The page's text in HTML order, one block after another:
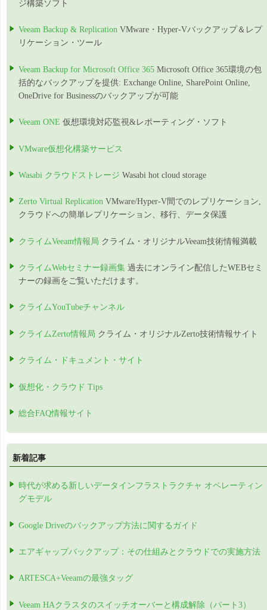
ジ構築ソフト
Veeam Backup & Replication VMware・Hyper-Vバックアップ＆レプ
リケーション・ツール
Veeam Backup for Microsoft Office 365 Microsoft Office 365環境の包
括的なバックアップを提供: Exchange Online, SharePoint Online,
OneDrive for Businessのバックアップが可能
Veeam ONE 仮想環境対応監視&レポーティング・ソフト
VMware仮想化構築サービス
Wasabi クラウドストレージ Wasabi hot cloud storage
Zerto Virtual Replication VMware/Hyper-V間でのレプリケーション,
クラウドへの簡単レプリケーション、移行、データ保護
クライムVeeam情報局 クライム・オリジナルVeeam技術情報満載
クライムWebセミナー録画集 過去にオンライン配信したWEBセミ
ナーの録画をご覧いただけます。
クライムYouTubeチャンネル
クライムZerto情報局 クライム・オリジナルZerto技術情報サイト
クライム・ドキュメント・サイト
仮想化・クラウド Tips
総合FAQ情報サイト
新着記事
時代が求める新しいデータインフラストラクチャ オペレーティン
グモデル
Google Driveのバックアップ方法に関するガイド
エアギャップバックアップ：その仕組みとクラウドでの実施方法
ARTESCA+Veeamの最強タッグ
Veeam HAクラスタのスイッチオーバーと構成解除（パート3）